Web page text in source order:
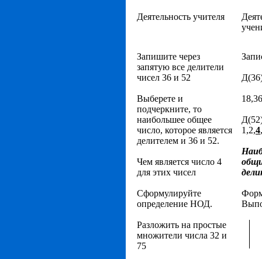
Деятельность учителя
Запишите через
запятую все делители
чисел 36 и 52
Выберете и
подчеркните, то
наибольшее общее
число, которое является
делителем и 36 и 52.
Чем является число 4
для этих чисел
Сформулируйте
определение НОД.
Разложить на простые
множители числа 32 и
75
18,36
1,2,4